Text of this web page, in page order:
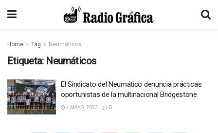
Home Tag Neumáticos
Etiqueta: Neumáticos
El Sindicato del Neumático denuncia prácticas
oportunistas de la multinacional Bridgestone
4 MAYO, 2023 0